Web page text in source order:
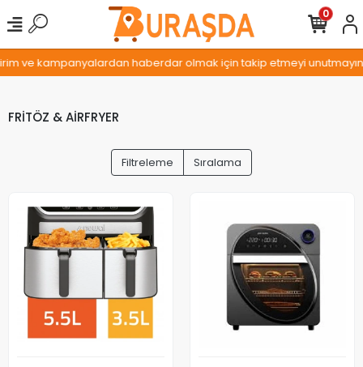
kampanyalardan haberdar olmak için takip etmeyi unutmayın...
0
FRİTÖZ & AİRFRYER
Filtreleme Sıralama